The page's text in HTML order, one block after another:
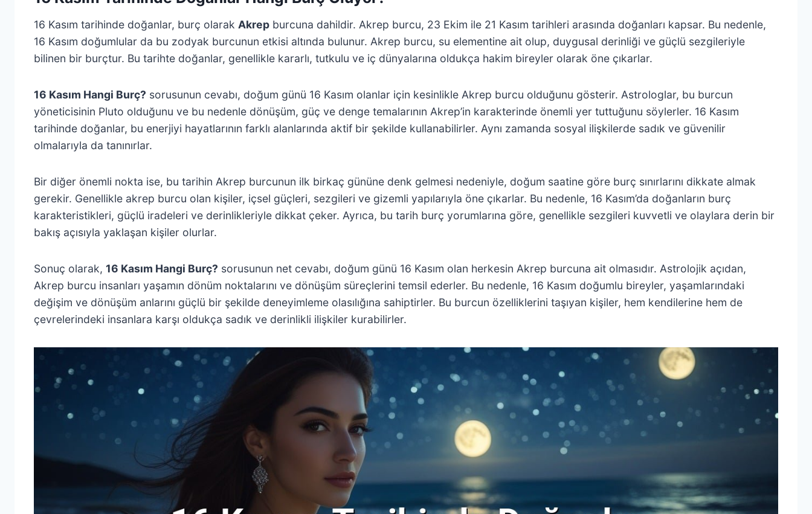
16 Kasım tarihinde doğanlar, burç olarak Akrep burcuna dahildir. Akrep burcu, 23 Ekim ile 21 Kasım tarihleri arasında doğanları kapsar. Bu nedenle,
16 Kasım doğumlular da bu zodyak burcunun etkisi altında bulunur. Akrep burcu, su elementine ait olup, duygusal derinliği ve güçlü sezgileriyle
bilinen bir burçtur. Bu tarihte doğanlar, genellikle kararlı, tutkulu ve iç dünyalarına oldukça hakim bireyler olarak öne çıkarlar.
16 Kasım Hangi Burç? sorusunun cevabı, doğum günü 16 Kasım olanlar için kesinlikle Akrep burcu olduğunu gösterir. Astrologlar, bu burcun
yöneticisinin Pluto olduğunu ve bu nedenle dönüşüm, güç ve denge temalarının Akrep’in karakterinde önemli yer tuttuğunu söylerler. 16 Kasım
tarihinde doğanlar, bu enerjiyi hayatlarının farklı alanlarında aktif bir şekilde kullanabilirler. Aynı zamanda sosyal ilişkilerde sadık ve güvenilir
olmalarıyla da tanınırlar.
Bir diğer önemli nokta ise, bu tarihin Akrep burcunun ilk birkaç gününe denk gelmesi nedeniyle, doğum saatine göre burç sınırlarını dikkate almak
gerekir. Genellikle akrep burcu olan kişiler, içsel güçleri, sezgileri ve gizemli yapılarıyla öne çıkarlar. Bu nedenle, 16 Kasım’da doğanların burç
karakteristikleri, güçlü iradeleri ve derinlikleriyle dikkat çeker. Ayrıca, bu tarih burç yorumlarına göre, genellikle sezgileri kuvvetli ve olaylara derin bir
bakış açısıyla yaklaşan kişiler olurlar.
Sonuç olarak, 16 Kasım Hangi Burç? sorusunun net cevabı, doğum günü 16 Kasım olan herkesin Akrep burcuna ait olmasıdır. Astrolojik açıdan,
Akrep burcu insanları yaşamın dönüm noktalarını ve dönüşüm süreçlerini temsil ederler. Bu nedenle, 16 Kasım doğumlu bireyler, yaşamlarındaki
değişim ve dönüşüm anlarını güçlü bir şekilde deneyimleme olasılığına sahiptirler. Bu burcun özelliklerini taşıyan kişiler, hem kendilerine hem de
çevrelerindeki insanlara karşı oldukça sadık ve derinlikli ilişkiler kurabilirler.